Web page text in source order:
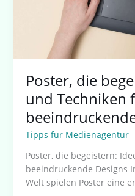
Poster, die
und Techniken
Tipps für Medienagentur
Poster, die begeistern:
beeindruckende Designs
Welt spielen Poster eine